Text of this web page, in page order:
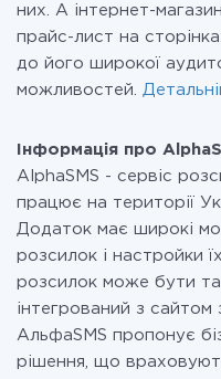
них. А інтернет-
прайс-лист на
до його широкої
можливостей.
Інформація про
AlphaSMS - сервіс
працює на території
Додаток має широкі
розсилок і настройки
розсилок може бути
інтегрований з сайтом
АльфаSMS пропонує
рішення, що